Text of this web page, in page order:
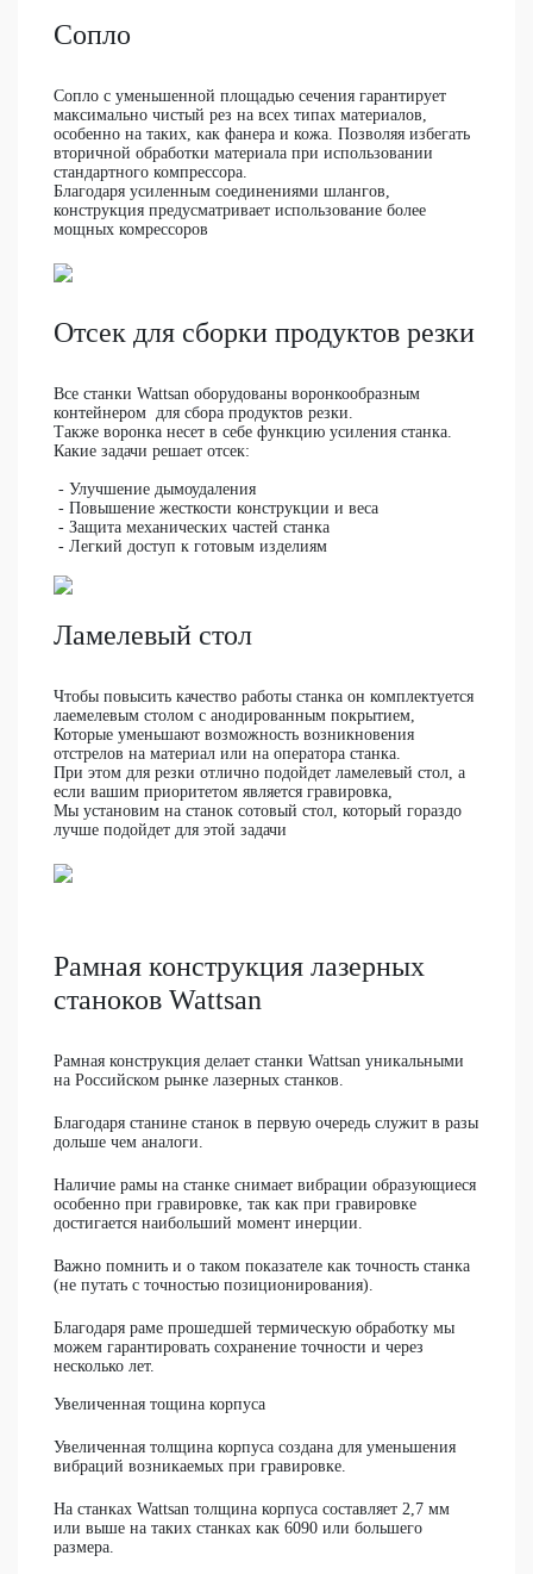
Сопло
Сопло с уменьшенной площадью сечения гарантирует
максимально чистый рез на всех типах материалов,
особенно на таких, как фанера и кожа. Позволяя избегать
вторичной обработки материала при использовании
стандартного компрессора.
Благодаря усиленным соединениями шлангов,
конструкция предусматривает использование более
мощных комрессоров
Отсек для сборки продуктов резки
Все станки Wattsan оборудованы воронкообразным
контейнером для сбора продуктов резки.
Также воронка несет в себе функцию усиления станка.
Какие задачи решает отсек:
- Улучшение дымоудаления
- Повышение жесткости конструкции и веса
- Защита механических частей станка
- Легкий доступ к готовым изделиям
Ламелевый стол
Чтобы повысить качество работы станка он комплектуется
лаемелевым столом с анодированным покрытием,
Которые уменьшают возможность возникновения
отстрелов на материал или на оператора станка.
При этом для резки отлично подойдет ламелевый стол, а
если вашим приоритетом является гравировка,
Мы установим на станок сотовый стол, который гораздо
лучше подойдет для этой задачи
Рамная конструкция лазерных
станоков Wattsan
Рамная конструкция делает станки Wattsan уникальными
на Российском рынке лазерных станков.
Благодаря станине станок в первую очередь служит в разы
дольше чем аналоги.
Наличие рамы на станке снимает вибрации образующиеся
особенно при гравировке, так как при гравировке
достигается наибольший момент инерции.
Важно помнить и о таком показателе как точность станка
(не путать с точностью позиционирования).
Благодаря раме прошедшей термическую обработку мы
можем гарантировать сохранение точности и через
несколько лет.
Увеличенная тощина корпуса
Увеличенная толщина корпуса создана для уменьшения
вибраций возникаемых при гравировке.
На станках Wattsan толщина корпуса составляет 2,7 мм
или выше на таких станках как 6090 или большего
размера.